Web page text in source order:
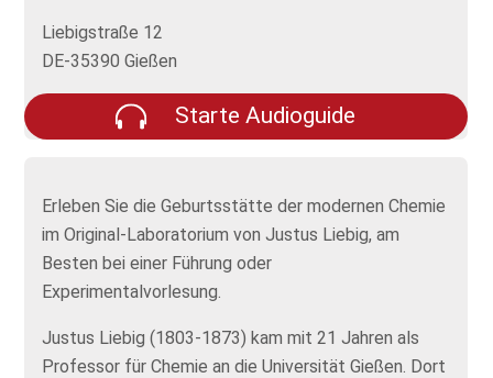
Liebigstraße 12
DE-35390 Gießen
Starte Audioguide
Erleben Sie die Geburtsstätte der modernen Chemie
im Original-Laboratorium von Justus Liebig, am
Besten bei einer Führung oder
Experimentalvorlesung.
Justus Liebig (1803-1873) kam mit 21 Jahren als
Professor für Chemie an die Universität Gießen. Dort